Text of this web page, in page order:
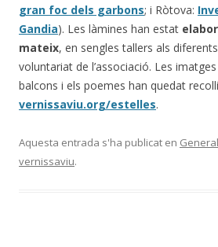
gran foc dels garbons; i Ròtova:
Gandia). Les làmines han estat
mateix, en sengles tallers als
voluntariat de l’associació. Les
balcons i els poemes han quedat
vernissaviu.org/estelles.
Aquesta entrada s'ha publicat en General
vernissaviu.